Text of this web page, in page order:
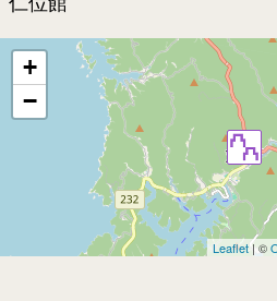
+
−
Leaflet| ©